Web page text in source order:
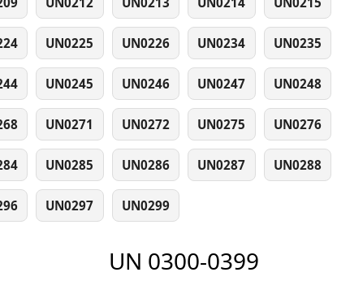
UN0225 UN0226 UN0234 UN0235
UN0245 UN0246 UN0247 UN0248
UN0271 UN0272 UN0275 UN0276
UN0285 UN0286 UN0287 UN0288
UN0297 UN0299
UN 0300-0399